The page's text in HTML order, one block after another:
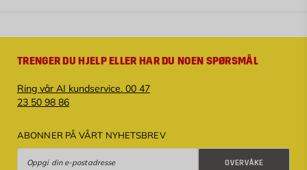
TRENGER DU HJELP ELLER HAR DU NOEN SPØRSMÅL
Ring vår AI kundservice. 00 47
23 50 98 86
ABONNER PÅ VÅRT NYHETSBREV
OVERVÅKE